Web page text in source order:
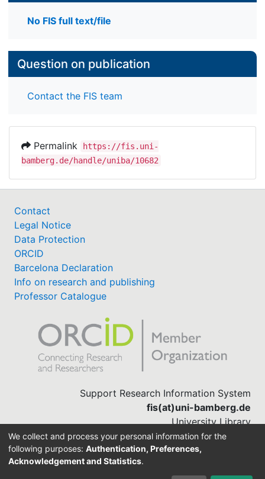
No FIS full text/file
Question on publication
Contact the FIS team
Permalink
https://fis.uni-
bamberg.de/handle/uniba/10682
Contact
Legal Notice
Data Protection
ORCID
Barcelona Declaration
Info on research and publishing
Professor Catalogue
Support Research Information System
fis(at)uni-bamberg.de
University Library
(0951) 863-1568
We collect and process your personal information for the
following purposes: Authentication, Preferences,
Acknowledgement and Statistics.